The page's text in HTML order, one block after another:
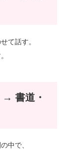
て話す。
→ 書道・
中で、